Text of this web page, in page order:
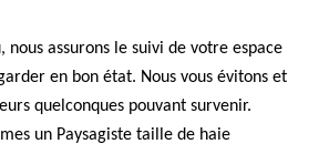
nous assurons le suivi de votre espace
en bon état. Nous vous évitons et
quelconques pouvant survenir.
un Paysagiste taille de haie